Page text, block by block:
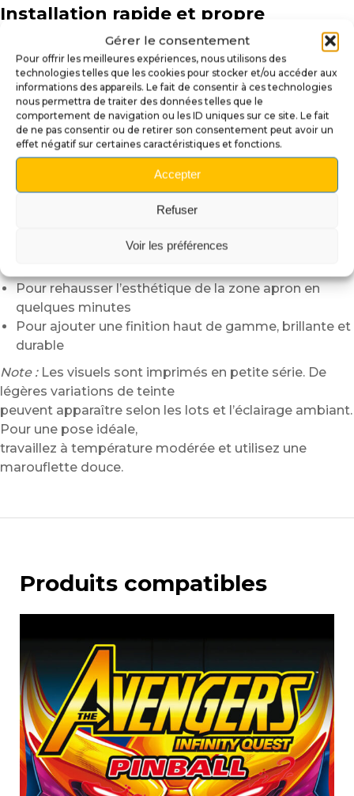
Gérer le consentement
Pour offrir les meilleures expériences, nous utilisons des
technologies telles que les cookies pour stocker et/ou accéder aux
informations des appareils. Le fait de consentir à ces technologies
nous permettra de traiter des données telles que le
comportement de navigation ou les ID uniques sur ce site. Le fait
de ne pas consentir ou de retirer son consentement peut avoir un
effet négatif sur certaines caractéristiques et fonctions.
Accepter
Refuser
Voir les préférences
Installation rapide et propre
Nettoyez la zone (dépoussiérée et dégraissée).
Positionnez à blanc pour
repérer les repères. Décollez partiellement le liner,
alignez l’Apron Wall,
puis marouflez du centre vers les bords. Retirez le reste
du liner et
finissez le marouflage. Lissez les bords. La
transformation est immédiate.
Pourquoi adopter cet habillage
Pour personnaliser votre machine sans modification
Pour rehausser l’esthétique de la zone apron en
quelques minutes
Pour ajouter une finition haut de gamme, brillante et
durable
Note :Les visuels sont imprimés en petite série. De
légères variations de teinte
peuvent apparaître selon les lots et l’éclairage ambiant.
Pour une pose idéale,
travaillez à température modérée et utilisez une
marouflette douce.
Produits compatibles